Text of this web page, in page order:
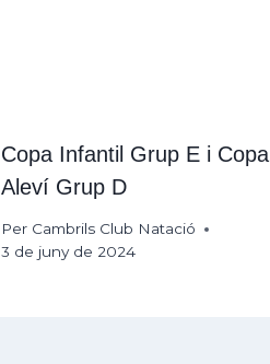
Copa Infantil Grup E i Copa
Aleví Grup D
Per Cambrils Club Natació
3 de juny de 2024